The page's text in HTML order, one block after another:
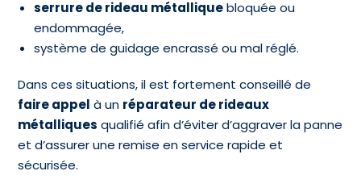
serrure de rideau métalliquebloquée ou
endommagée,
système de guidage encrassé ou mal réglé.
Dans ces situations, il est fortement conseillé de
faire appel à un réparateur de rideaux
métalliques qualifié afin d’éviter d’aggraver la panne
et d’assurer une remise en service rapide et
sécurisée.